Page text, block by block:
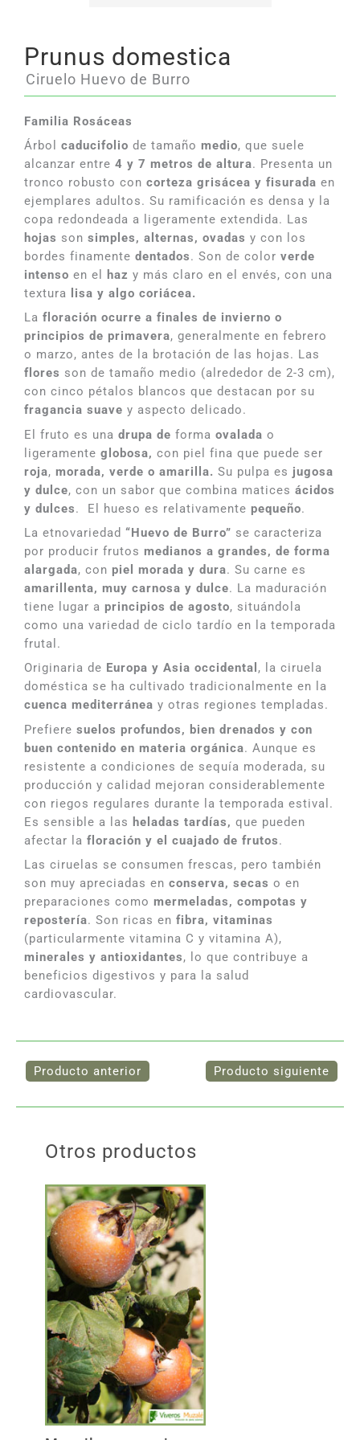
Prunus domestica
Ciruelo Huevo de Burro
Familia Rosáceas
Árbol caducifolio de tamaño medio, que suele
alcanzar entre 4 y 7 metros de altura. Presenta un
tronco robusto con corteza grisácea y fisurada en
ejemplares adultos. Su ramificación es densa y la
copa redondeada a ligeramente extendida. Las
hojas son simples, alternas, ovadas y con los
bordes finamente dentados. Son de color verde
intenso en el haz y más claro en el envés, con una
textura lisa y algo coriácea.
La floración ocurre a finales de invierno o
principios de primavera, generalmente en febrero
o marzo, antes de la brotación de las hojas. Las
flores son de tamaño medio (alrededor de 2-3 cm),
con cinco pétalos blancos que destacan por su
fragancia suave y aspecto delicado.
El fruto es una drupa de forma ovalada o
ligeramente globosa, con piel fina que puede ser
roja, morada, verde o amarilla. Su pulpa es jugosa
y dulce, con un sabor que combina matices ácidos
y dulces. El hueso es relativamente pequeño.
La etnovariedad “Huevo de Burro” se caracteriza
por producir frutos medianos a grandes, de forma
alargada, con piel morada y dura. Su carne es
amarillenta, muy carnosa y dulce. La maduración
tiene lugar a principios de agosto, situándola
como una variedad de ciclo tardío en la temporada
frutal.
Originaria de Europa y Asia occidental , la ciruela
doméstica se ha cultivado tradicionalmente en la
cuenca mediterránea y otras regiones templadas.
Prefiere suelos profundos, bien drenados y con
buen contenido en materia orgánica. Aunque es
resistente a condiciones de sequía moderada, su
producción y calidad mejoran considerablemente
con riegos regulares durante la temporada estival.
Es sensible a las heladas tardías, que pueden
afectar la floración y el cuajado de frutos.
Las ciruelas se consumen frescas, pero también
son muy apreciadas en conserva, secas o en
preparaciones como mermeladas, compotas y
repostería. Son ricas en fibra, vitaminas
(particularmente vitamina C y vitamina A),
minerales y antioxidantes, lo que contribuye a
beneficios digestivos y para la salud
cardiovascular.
Otros productos